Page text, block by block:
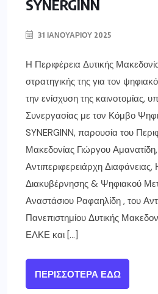
SYNERGINN
31 ΙΑΝΟΥΑΡΊΟΥ 2025
Η Περιφέρεια Δυτικής
στρατηγικής της για τον
την ενίσχυση της καινοτομίας,
Συνεργασίας με τον Κόμβο
SYNERGINN, παρουσία του
Μακεδονίας Γιώργου
Αντιπεριφερειάρχη Διαφάνειας,
Διακυβέρνησης & Ψηφιακού
Αναστάσιου Ραφαηλίδη , του
Πανεπιστημίου Δυτικής
ΕΛΚΕ και […]
ΠΕΡΙΣΣΌΤΕΡΑ ΕΔΏ